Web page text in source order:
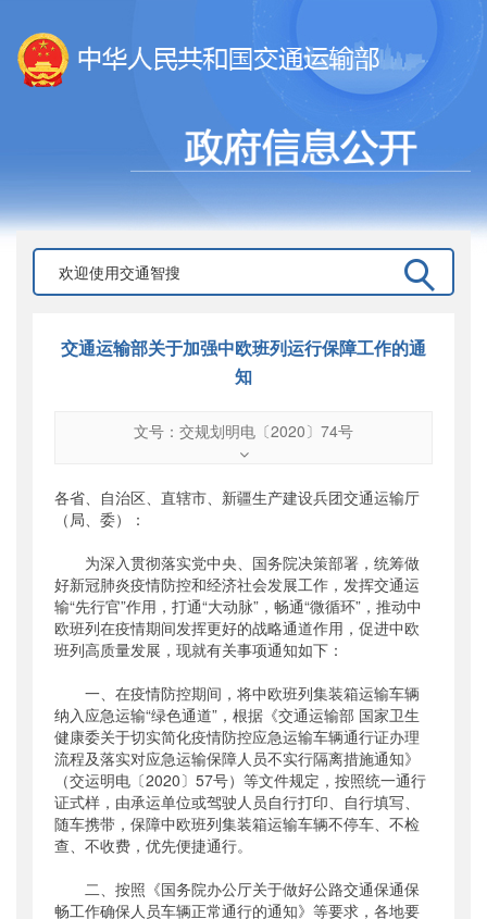
交通运输部关于加强中欧班列运行保障工作的通
知
文号：交规划明电〔2020〕74号
交规划明电〔2020〕74号
公开日期：2020年02月25日
机构分类：综合规划司
主题分类：应急管理
公文类型：部明电或部办公厅明电
各省、自治区、直辖市、新疆生产建设兵团交通运输厅
（局、委）：
为深入贯彻落实党中央、国务院决策部署，统筹做
好新冠肺炎疫情防控和经济社会发展工作，发挥交通运
输“先行官”作用，打通“大动脉”，畅通“微循环”，推动中
欧班列在疫情期间发挥更好的战略通道作用，促进中欧
班列高质量发展，现就有关事项通知如下：
一、在疫情防控期间，将中欧班列集装箱运输车辆
纳入应急运输“绿色通道”，根据《交通运输部 国家卫生
健康委关于切实简化疫情防控应急运输车辆通行证办理
流程及落实对应急运输保障人员不实行隔离措施通知》
（交运明电〔2020〕57号）等文件规定，按照统一通行
证式样，由承运单位或驾驶人员自行打印、自行填写、
随车携带，保障中欧班列集装箱运输车辆不停车、不检
查、不收费，优先便捷通行。
二、按照《国务院办公厅关于做好公路交通保通保
畅工作确保人员车辆正常通行的通知》等要求，各地要